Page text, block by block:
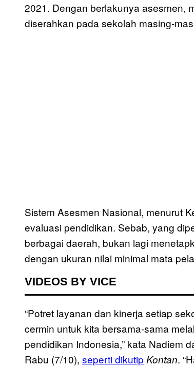
2021. Dengan berlakunya asesmen,
diserahkan pada sekolah masing-
Sistem Asesmen Nasional, menurut
evaluasi pendidikan. Sebab, yang
berbagai daerah, bukan lagi
dengan ukuran nilai minimal mata
VIDEOS BY VICE
“Potret layanan dan kinerja setiap
cermin untuk kita bersama-sama
pendidikan Indonesia,” kata Nadiem
Rabu (7/10), seperti dikutip Kontan.